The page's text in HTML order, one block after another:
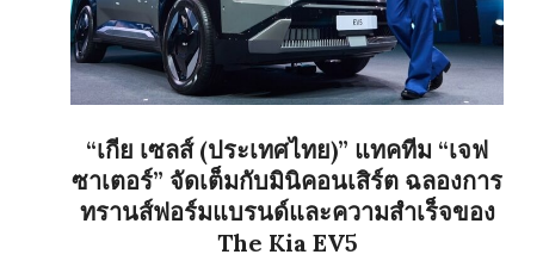
“เกีย เซลส์ (ประเทศไทย)” แทคทีม “เจฟ
ซาเตอร์” จัดเต็มกับมินิคอนเสิร์ต ฉลองการ
ทรานส์ฟอร์มแบรนด์และความสำเร็จของ
The Kia EV5